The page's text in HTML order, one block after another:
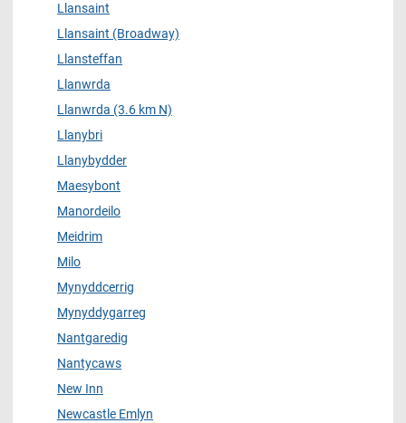
Llansaint
Llansaint (Broadway)
Llansteffan
Llanwrda
Llanwrda (3.6 km N)
Llanybri
Llanybydder
Maesybont
Manordeilo
Meidrim
Milo
Mynyddcerrig
Mynyddygarreg
Nantgaredig
Nantycaws
New Inn
Newcastle Emlyn